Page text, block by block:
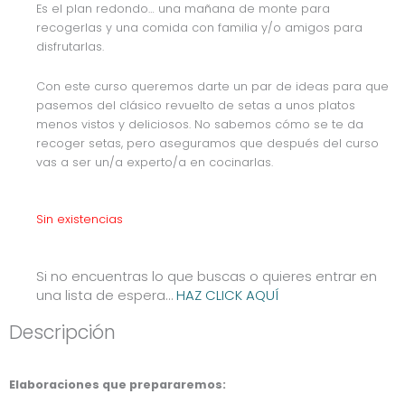
Es el plan redondo… una mañana de monte para
recogerlas y una comida con familia y/o amigos para
disfrutarlas.
Con este curso queremos darte un par de ideas para que
pasemos del clásico revuelto de setas a unos platos
menos vistos y deliciosos. No sabemos cómo se te da
recoger setas, pero aseguramos que después del curso
vas a ser un/a experto/a en cocinarlas.
Sin existencias
Si no encuentras lo que buscas o quieres entrar en
una lista de espera…HAZ CLICK AQUÍ
Descripción
Elaboraciones que prepararemos: